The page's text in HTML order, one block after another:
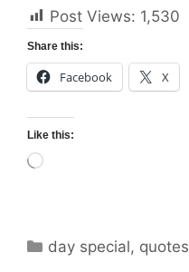
Post Views: 1,530
Share this:
Facebook X
Like this:
Loading…
Categories
day special, quotes